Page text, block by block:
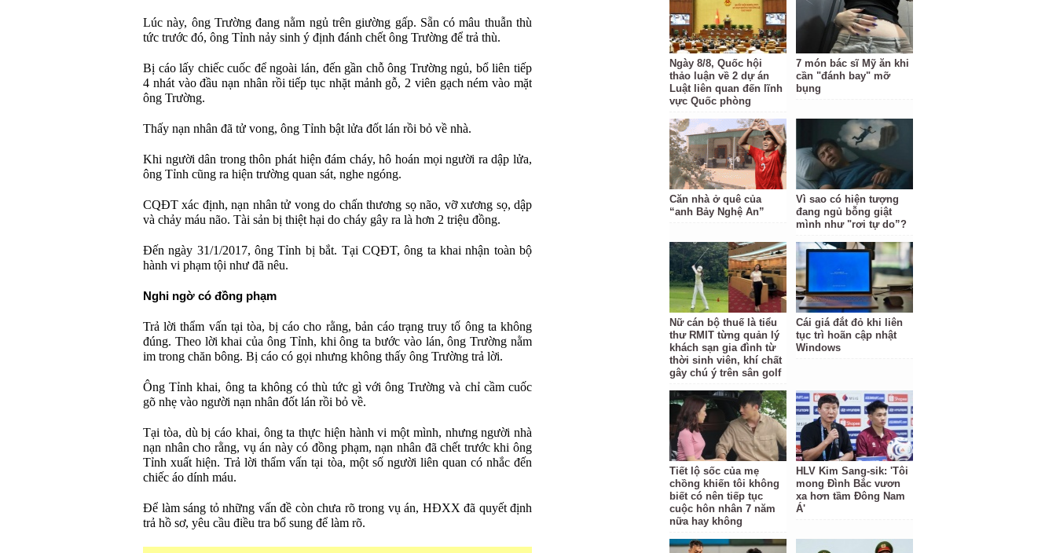
Lúc này, ông Trường đang nằm ngủ trên giường gấp. Sẵn có mâu thuẫn thù
tức trước đó, ông Tỉnh nảy sinh ý định đánh chết ông Trường để trả thù.
Bị cáo lấy chiếc cuốc để ngoài lán, đến gần chỗ ông Trường ngủ, bổ liên tiếp
4 nhát vào đầu nạn nhân rồi tiếp tục nhặt mảnh gỗ, 2 viên gạch ném vào mặt
ông Trường.
Thấy nạn nhân đã tử vong, ông Tỉnh bật lửa đốt lán rồi bỏ về nhà.
Khi người dân trong thôn phát hiện đám cháy, hô hoán mọi người ra dập lửa,
ông Tỉnh cũng ra hiện trường quan sát, nghe ngóng.
CQĐT xác định, nạn nhân tử vong do chấn thương sọ não, vỡ xương sọ, dập
và chảy máu não. Tài sản bị thiệt hại do cháy gây ra là hơn 2 triệu đồng.
Đến ngày 31/1/2017, ông Tỉnh bị bắt. Tại CQĐT, ông ta khai nhận toàn bộ
hành vi phạm tội như đã nêu.
Nghi ngờ có đồng phạm
Trả lời thẩm vấn tại tòa, bị cáo cho rằng, bản cáo trạng truy tố ông ta không
đúng. Theo lời khai của ông Tỉnh, khi ông ta bước vào lán, ông Trường nằm
im trong chăn bông. Bị cáo có gọi nhưng không thấy ông Trường trả lời.
Ông Tỉnh khai, ông ta không có thù tức gì với ông Trường và chỉ cầm cuốc
gõ nhẹ vào người nạn nhân đốt lán rồi bỏ về.
Tại tòa, dù bị cáo khai, ông ta thực hiện hành vi một mình, nhưng người nhà
nạn nhân cho rằng, vụ án này có đồng phạm, nạn nhân đã chết trước khi ông
Tỉnh xuất hiện. Trả lời thẩm vấn tại tòa, một số người liên quan có nhắc đến
chiếc áo dính máu.
Để làm sáng tỏ những vấn đề còn chưa rõ trong vụ án, HĐXX đã quyết định
trả hồ sơ, yêu cầu điều tra bổ sung để làm rõ.
Ngày 8/8, Quốc hội
thảo luận về 2 dự án
Luật liên quan đến lĩnh
vực Quốc phòng
7 món bác sĩ Mỹ ăn khi
cần "đánh bay" mỡ
bụng
Căn nhà ở quê của
“anh Bảy Nghệ An”
Vì sao có hiện tượng
đang ngủ bỗng giật
mình như "rơi tự do”?
Nữ cán bộ thuế là tiểu
thư RMIT từng quản lý
khách sạn gia đình từ
thời sinh viên, khí chất
gây chú ý trên sân golf
Cái giá đắt đỏ khi liên
tục trì hoãn cập nhật
Windows
Tiết lộ sốc của mẹ
chồng khiến tôi không
biết có nên tiếp tục
cuộc hôn nhân 7 năm
nữa hay không
HLV Kim Sang-sik: 'Tôi
mong Đình Bắc vươn
xa hơn tầm Đông Nam
Á'